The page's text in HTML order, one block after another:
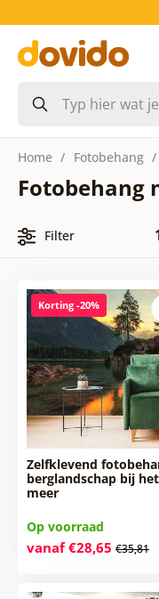
Home Fotobehang
Fotobehang
Filter
Korting -20%
Zelfklevend
berglandschap bij het
meer
Op voorraad
vanaf €28,65 €35,81